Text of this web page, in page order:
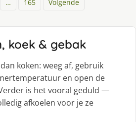
… 165 Volgende
koek & gebak
koken: weeg af, gebruik
en open de
is het vooral geduld —
afkoelen voor je ze